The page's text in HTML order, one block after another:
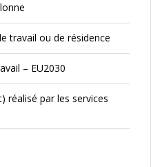
travail ou de résidence
– EU2030
réalisé par les services